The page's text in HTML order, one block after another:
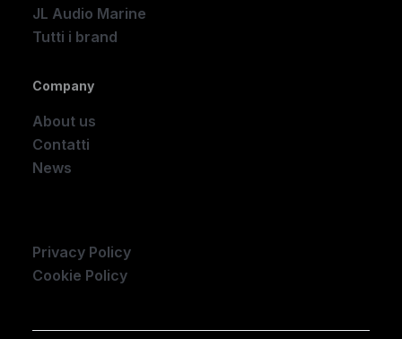
JL Audio Marine
Tutti i brand
Company
About us
Contatti
News
Privacy Policy
Cookie Policy